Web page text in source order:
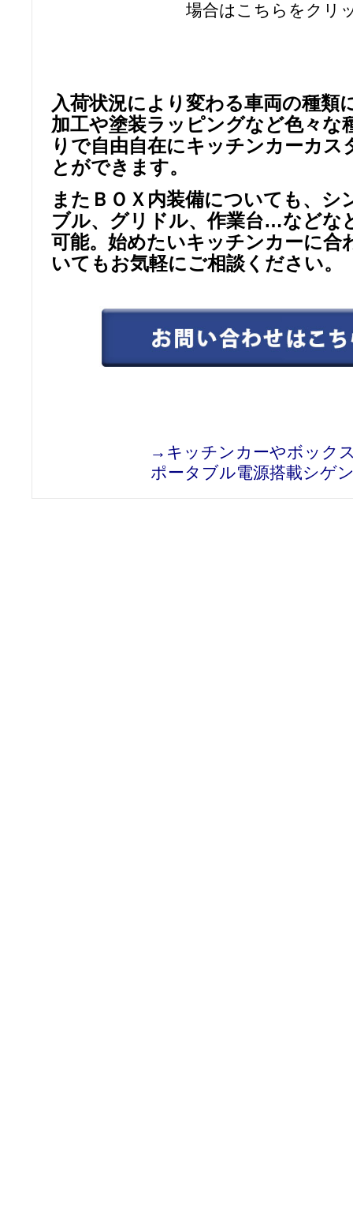
場合はこちらをクリ
入荷状況により変わる車両の種類
加工や塗装ラッピングなど色々な
りで自由自在にキッチンカーカ
とができます。
またＢＯＸ内装備についても、シ
ブル、グリドル、作業台…などな
可能。始めたいキッチンカーに合
いてもお気軽にご相談ください。
→キッチンカーやボック
ポータブル電源搭載シゲ